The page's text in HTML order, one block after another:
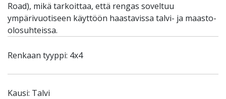
Road), mikä tarkoittaa, että rengas soveltuu
ympärivuotiseen käyttöön haastavissa talvi- ja maasto-
olosuhteissa.
Renkaan tyyppi: 4x4
Kausi: Talvi